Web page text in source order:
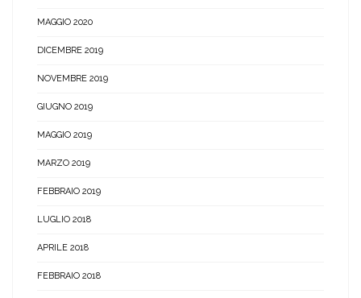
MAGGIO 2020
DICEMBRE 2019
NOVEMBRE 2019
GIUGNO 2019
MAGGIO 2019
MARZO 2019
FEBBRAIO 2019
LUGLIO 2018
APRILE 2018
FEBBRAIO 2018